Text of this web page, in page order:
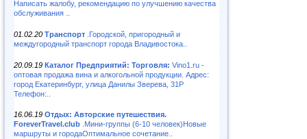
Написать жалобу, рекомендацию по улучшению качества
обслуживания ..
01.02.20 Транспорт .Городской, пригородный и
междугородный транспорт города Владивостока..
20.09.19 Каталог Предприятий: Торговля: Vino1.ru -
оптовая продажа вина и алкогольной продукции. Адрес:
город Екатеринбург, улица Данилы Зверева, 31Р
Телефон:..
16.06.19 Отдых: Авторские путешествия.
ForeverTravel.club .Мини-группы (6-10 человек)Новые
маршруты и городаОптимальное сочетание..